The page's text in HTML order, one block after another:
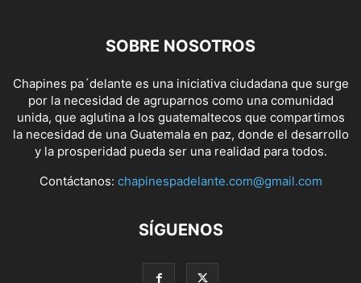
SOBRE NOSOTROS
Chapines pa´delante es una iniciativa ciudadana que surge
por la necesidad de agruparnos como una comunidad
unida, que aglutina a los guatemaltecos que compartimos
la necesidad de una Guatemala en paz, donde el desarrollo
y la prosperidad pueda ser una realidad para todos.
Contáctanos: chapinespadelante.com@gmail.com
SÍGUENOS